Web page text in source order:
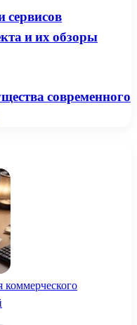
сервисов
и их обзоры
современного